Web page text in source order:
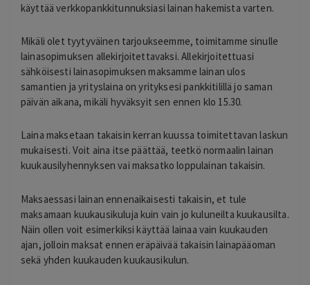
käyttää verkkopankkitunnuksiasi lainan hakemista varten.
Mikäli olet tyytyväinen tarjoukseemme, toimitamme sinulle
lainasopimuksen allekirjoitettavaksi. Allekirjoitettuasi
sähköisesti lainasopimuksen maksamme lainan ulos
samantien ja yrityslaina on yrityksesi pankkitilillä jo saman
päivän aikana, mikäli hyväksyit sen ennen klo 15.30.
Laina maksetaan takaisin kerran kuussa toimitettavan laskun
mukaisesti. Voit aina itse päättää, teetkö normaalin lainan
kuukausilyhennyksen vai maksatko loppulainan takaisin.
Maksaessasi lainan ennenaikaisesti takaisin, et tule
maksamaan kuukausikuluja kuin vain jo kuluneilta kuukausilta.
Näin ollen voit esimerkiksi käyttää lainaa vain kuukauden
ajan, jolloin maksat ennen eräpäivää takaisin lainapääoman
sekä yhden kuukauden kuukausikulun.